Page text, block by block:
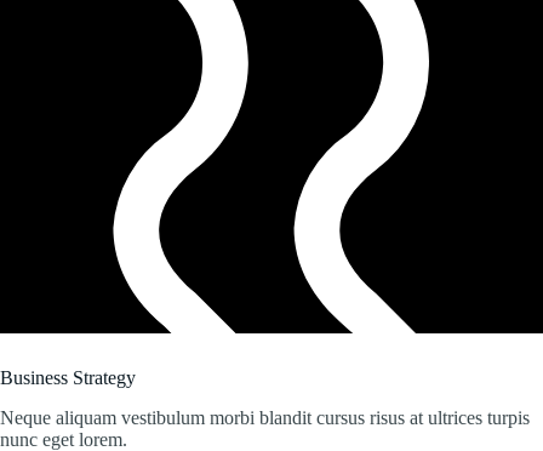
Business Strategy
Neque aliquam vestibulum morbi blandit cursus risus at ultrices turpis
nunc eget lorem.